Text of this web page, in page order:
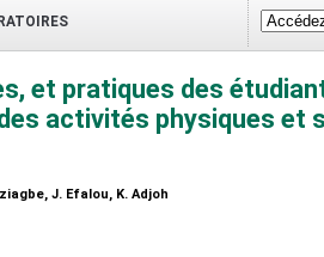
et pratiques des
activités physiques et
J. Efalou, K. Adjoh